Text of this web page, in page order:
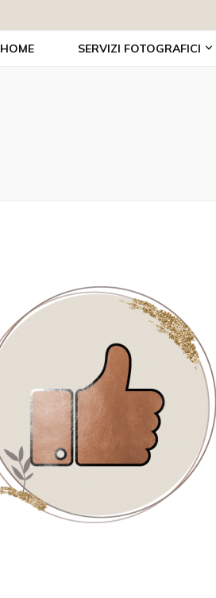
HOME SERVIZI FOTOGRAFICI